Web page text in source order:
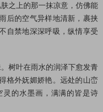
之上的那一抹凉意，仿佛能
后的空气异样地清新，裹挟
自禁地深深呼吸，纵情享受
树叶在雨水的润泽下愈发青
格外妩媚娇艳。远处的山峦
的水墨画，满满的皆是诗